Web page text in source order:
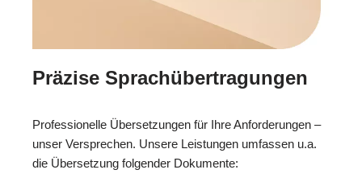
Präzise Sprachübertragungen
Professionelle Übersetzungen für Ihre Anforderungen –
unser Versprechen. Unsere Leistungen umfassen u.a.
die Übersetzung folgender Dokumente: